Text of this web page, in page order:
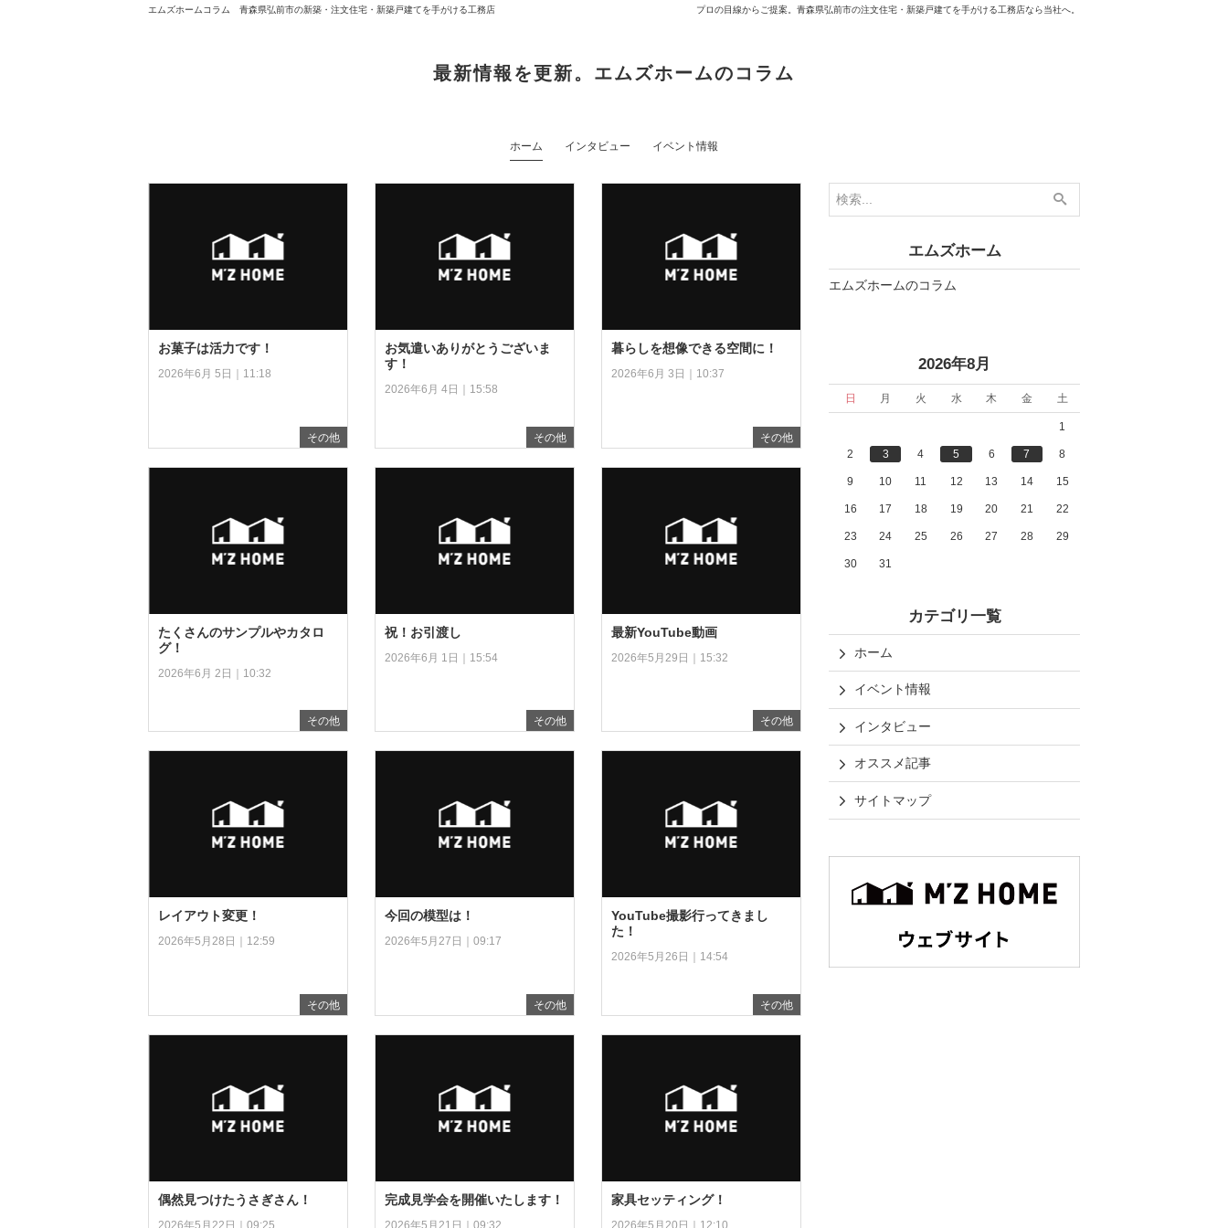
プロの目線からご提案。青森県弘前市の注文住宅・新築戸建てを手がける工務店なら当社へ。
エムズホームコラム 青森県弘前市の新築・注文住宅・新築戸建てを手がける工務店
最新情報を更新。エムズホームのコラム
その他
お菓子は活力です！
2026年6月 5日｜11:18
その他
お気遣いありがとうございま
す！
2026年6月 4日｜15:58
その他
暮らしを想像できる空間に！
2026年6月 3日｜10:37
その他
たくさんのサンプルやカタロ
グ！
2026年6月 2日｜10:32
その他
祝！お引渡し
2026年6月 1日｜15:54
その他
最新YouTube動画
2026年5月29日｜15:32
その他
レイアウト変更！
2026年5月28日｜12:59
その他
今回の模型は！
2026年5月27日｜09:17
その他
YouTube撮影行ってきまし
た！
2026年5月26日｜14:54
偶然見つけたうさぎさん！
2026年5月22日｜09:25
完成見学会を開催いたします！
2026年5月21日｜09:32
家具セッティング！
2026年5月20日｜12:10
エムズホーム
エムズホームのコラム
2026年8月
日 月 火 水 木 金 土
1
2 3 4 5 6 7 8
9 10 11 12 13 14 15
16 17 18 19 20 21 22
23 24 25 26 27 28 29
30 31
カテゴリ一覧
ホーム
イベント情報
インタビュー
オススメ記事
サイトマップ
ホーム インタビュー イベント情報